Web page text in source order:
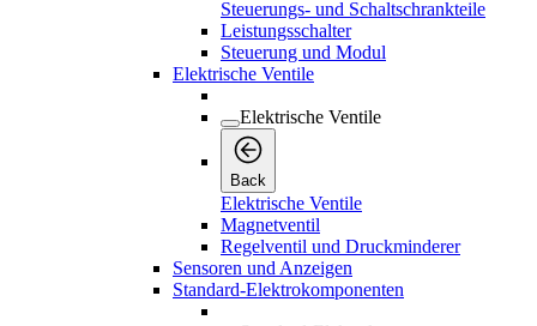
Steuerungs- und Schaltschrankteile
Leistungsschalter
Steuerung und Modul
Elektrische Ventile
Elektrische Ventile
Back
Elektrische Ventile
Magnetventil
Regelventil und Druckminderer
Sensoren und Anzeigen
Standard-Elektrokomponenten